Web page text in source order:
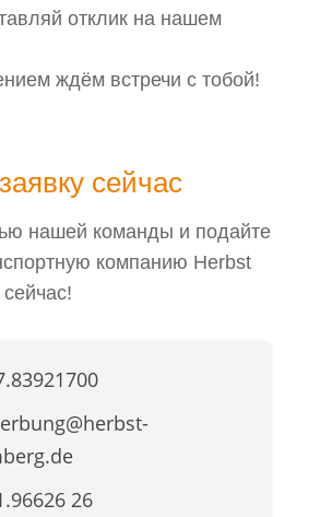
отклик на нашем
ждём встречи с тобой!
сейчас
нашей команды и подайте
компанию Herbst
26